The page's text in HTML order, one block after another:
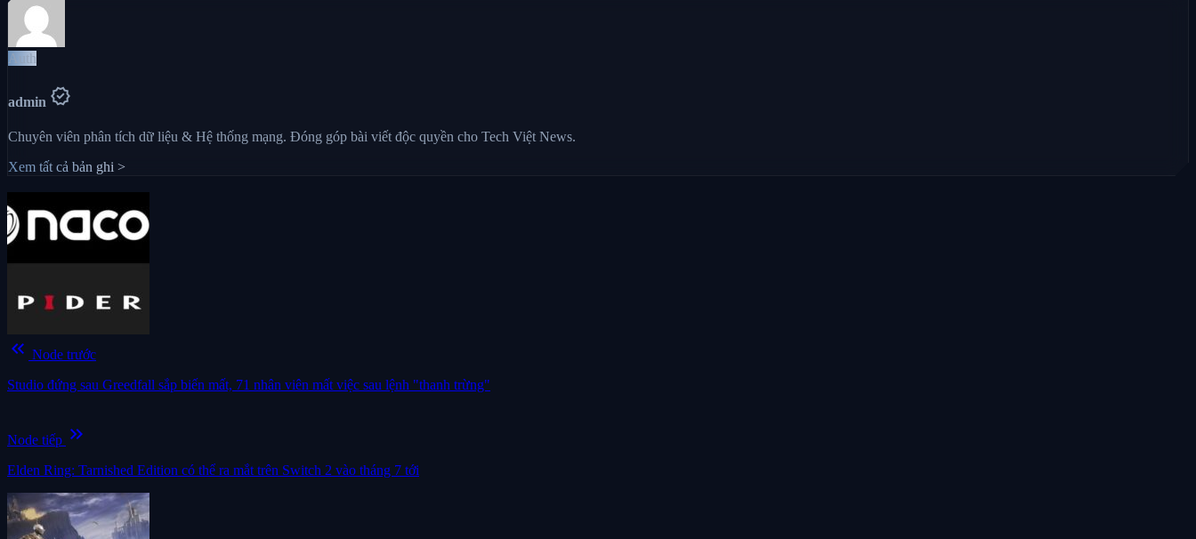
Auth
admin verified
Chuyên viên phân tích dữ liệu & Hệ thống mạng. Đóng góp bài viết độc quyền cho Tech Việt News.
Xem tất cả bản ghi >
keyboard_double_arrow_left Node trước
Studio đứng sau Greedfall sắp biến mất, 71 nhân viên mất việc sau lệnh "thanh trừng"
Node tiếp keyboard_double_arrow_right
Elden Ring: Tarnished Edition có thể ra mắt trên Switch 2 vào tháng 7 tới